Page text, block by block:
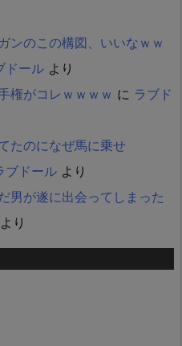
ンのこの構図、いいなｗｗ
ドール より
権がコレｗｗｗｗ に ラブド
たのになぜ馬に乗せ
ブドール より
男が遂に出会ってしまった
より